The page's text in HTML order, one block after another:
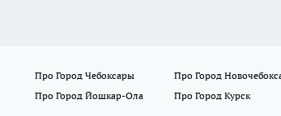
Про Город Чебоксары Про Город
Про Город Йошкар-Ола
Про Город Курск